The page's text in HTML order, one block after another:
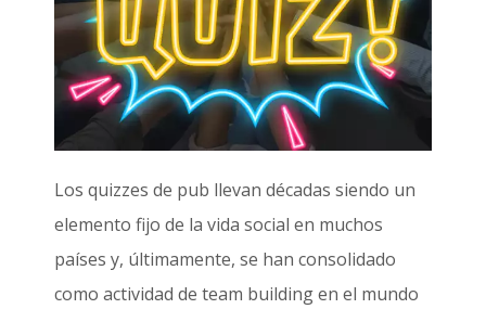
Los quizzes de pub llevan décadas siendo un
elemento fijo de la vida social en muchos
países y, últimamente, se han consolidado
como actividad de team building en el mundo